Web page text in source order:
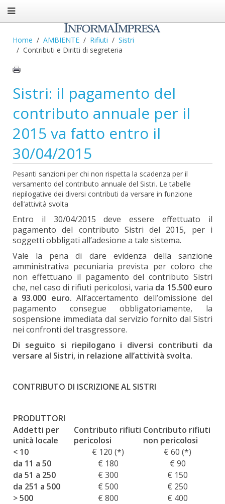
Home AMBIENTE Rifiuti
Sistri
Contributi e Diritti di segreteria
Sistri: il pagamento del
contributo annuale per il
2015 va fatto entro il
30/04/2015
Pesanti sanzioni per chi non rispetta la scadenza per il
versamento del contributo annuale del Sistri. Le tabelle
riepilogative dei diversi contributi da versare in funzione
dell’attività svolta
Entro il 30/04/2015 deve essere effettuato il
pagamento del contributo Sistri del 2015, per i
soggetti obbligati all’adesione a tale sistema.
Vale la pena di dare evidenza della sanzione
amministrativa pecuniaria prevista per coloro che
non effettuano il pagamento del contributo Sistri
che, nel caso di rifiuti pericolosi, varia da 15.500 euro
a 93.000 euro. All’accertamento dell’omissione del
pagamento consegue obbligatoriamente, la
sospensione immediata dal servizio fornito dal Sistri
nei confronti del trasgressore.
Di seguito si riepilogano i diversi contributi da
versare al Sistri, in relazione all’attività svolta.
CONTRIBUTO DI ISCRIZIONE AL SISTRI
PRODUTTORI
Addetti per
unità locale
Contributo rifiuti
pericolosi
Contributo rifiuti
non pericolosi
< 10
€ 120 (*)
€ 60 (*)
da 11 a 50
€ 180
€ 90
da 51 a 250
€ 300
€ 150
da 251 a 500
€ 500
€ 250
> 500
€ 800
€ 400